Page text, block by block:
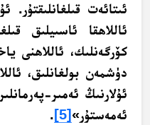
ئىتائەت قىلغانلىقتۇر.
ئاللاھقا ئاسىيلىق
كۆرگەنلىك، ئاللاھنى
دۈشمەن بولغانلىق،
ئۇلارنىڭ ئەمىر-
ئەمەستۇر» [5]
.